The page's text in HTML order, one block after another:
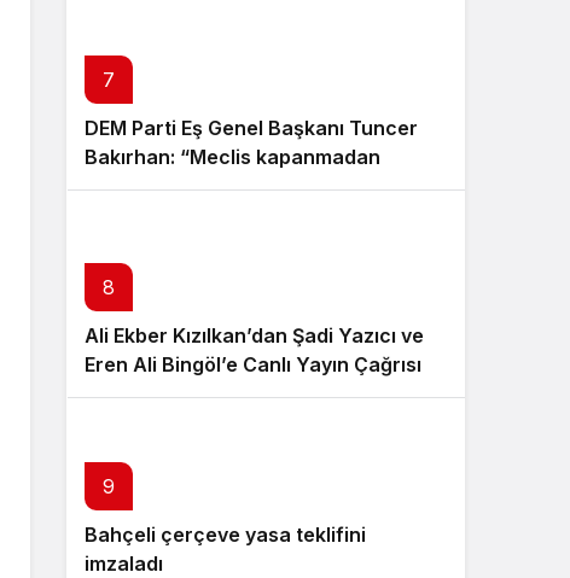
7
DEM Parti Eş Genel Başkanı Tuncer
Bakırhan: “Meclis kapanmadan
çerçeve yasa çıkarılmalıdır”
8
Ali Ekber Kızılkan’dan Şadi Yazıcı ve
Eren Ali Bingöl’e Canlı Yayın Çağrısı
9
Bahçeli çerçeve yasa teklifini
imzaladı
10
Özgür Özel istifa çağrısı yaptı:
Darbecilerden butlancılardan